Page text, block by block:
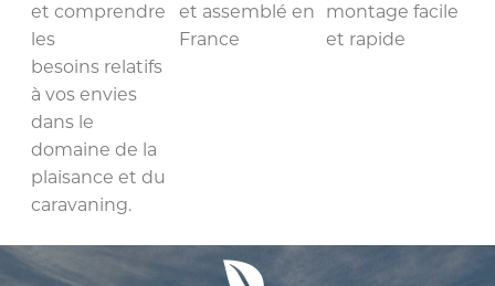
et comprendre
les
besoins relatifs
à vos envies
dans le
domaine de la
plaisance et du
caravaning.
et assemblé en
France
montage facile
et rapide